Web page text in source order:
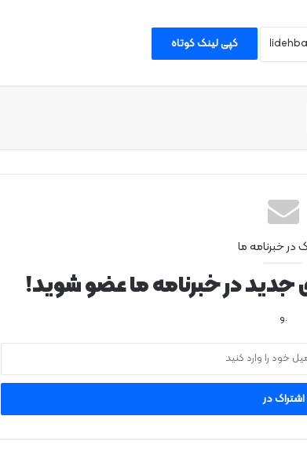
کپی لینک کوتاه
در خبرنامه ما
جدید در خبرنامه ما عضو شوید!
.و